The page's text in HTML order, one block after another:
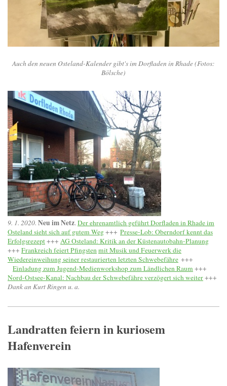
Auch den neuen Osteland-Kalender gibt's im Dorfladen in Rhade (Fotos:
Bölsche)
9. 1. 2020. Neu im Netz.Der ehrenamtlich geführt Dorfladen in Rhade im
Osteland sieht sich auf gutem Weg+++ Presse-Lob: Oberndorf kennt das
Erfolgsrezept+++ AG Osteland: Kritik an der Küstenautobahn-Planung
+++ Frankreich feiert Pfingstenmit Musik und Feuerwerk die
Wiedereinweihung seiner restaurierten letzten Schwebefähre +++
Einladung zum Jugend-Medienworkshop zum Ländlichen Raum +++
Nord-Ostsee-Kanal: Nachbau der Schwebefähre verzögert sich weiter+++
Dank an Kurt Ringen u. a.
Landratten feiern in kuriosem
Hafenverein